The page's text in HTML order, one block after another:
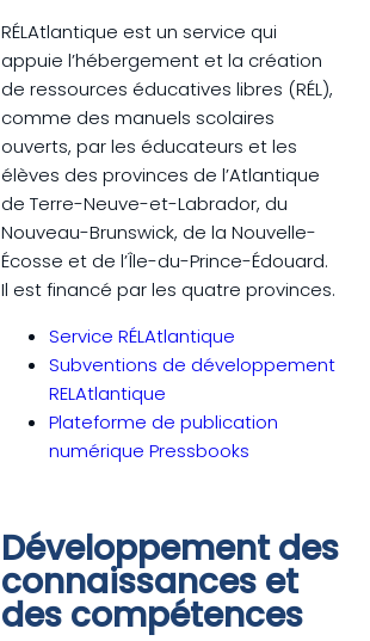
RÉLAtlantique est un service qui
appuie l’hébergement et la création
de ressources éducatives libres (RÉL),
comme des manuels scolaires
ouverts, par les éducateurs et les
élèves des provinces de l’Atlantique
de Terre-Neuve-et-Labrador, du
Nouveau-Brunswick, de la Nouvelle-
Écosse et de l’Île-du-Prince-Édouard.
Il est financé par les quatre provinces.
Service RÉLAtlantique
Subventions de développement
RELAtlantique
Plateforme de publication
numérique Pressbooks
Développement des
connaissances et
des compétences